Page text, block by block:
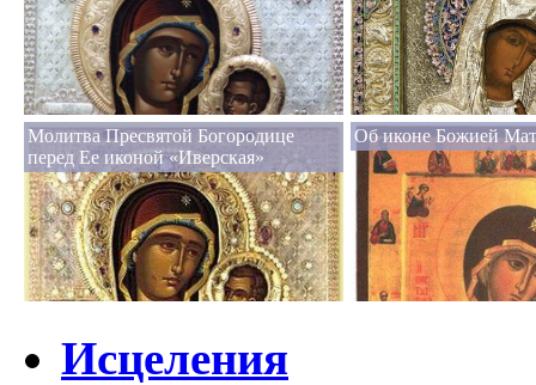
Молитва Пресвятой Богородице
перед Ее иконой «Иверская»
Об иконе Божией
Исцеления